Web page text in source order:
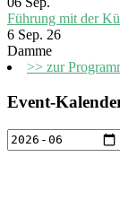
Führung mit der
6 Sep. 26
Damme
>> zur
Event-